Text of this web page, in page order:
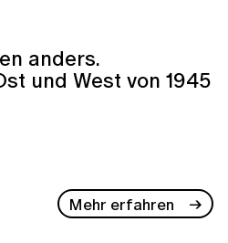
anders.
und West von 1945
Mehr erfahren